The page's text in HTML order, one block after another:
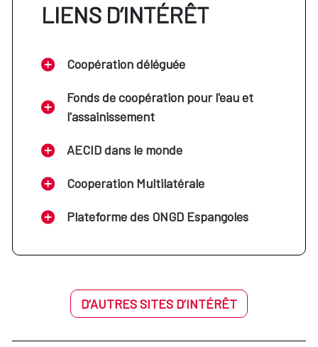
LIENS D’INTÉRÊT
Coopération déléguée
Fonds de coopération pour l'eau et
l'assainissement
AECID dans le monde
Cooperation Multilatérale
Plateforme des ONGD Espangoles
D’AUTRES SITES D’INTÉRÊT